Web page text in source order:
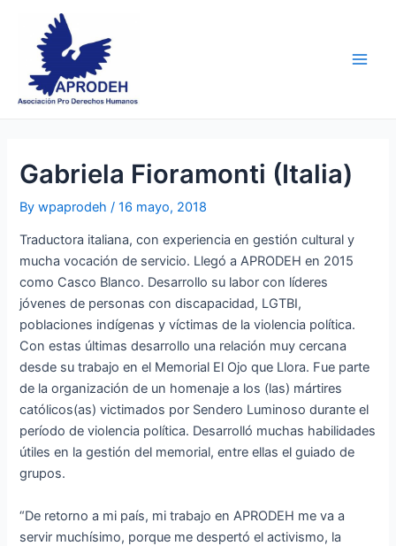
content
Gabriela Fioramonti (Italia)
Bywpaprodeh/16 mayo, 2018
Traductora italiana, con experiencia en gestión cultural y
mucha vocación de servicio. Llegó a APRODEH en 2015
como Casco Blanco. Desarrollo su labor con líderes
jóvenes de personas con discapacidad, LGTBI,
poblaciones indígenas y víctimas de la violencia política.
Con estas últimas desarrollo una relación muy cercana
desde su trabajo en el Memorial El Ojo que Llora. Fue parte
de la organización de un homenaje a los (las) mártires
católicos(as) victimados por Sendero Luminoso durante el
período de violencia política. Desarrolló muchas habilidades
útiles en la gestión del memorial, entre ellas el guiado de
grupos.
“De retorno a mi país, mi trabajo en APRODEH me va a
servir muchísimo, porque me despertó el activismo, la
navigation